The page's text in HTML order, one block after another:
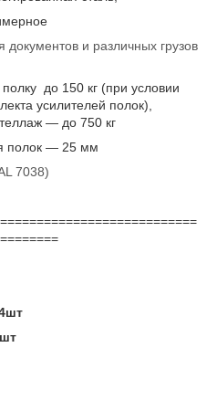
и различных грузов
до 150 кг (при условии
усилителей полок),
― до 750 кг
полок ― 25 мм
7038)